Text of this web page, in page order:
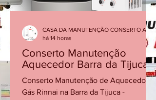
12 horas. Aquecedor Rinnai - Komeco - K
há 14 horas